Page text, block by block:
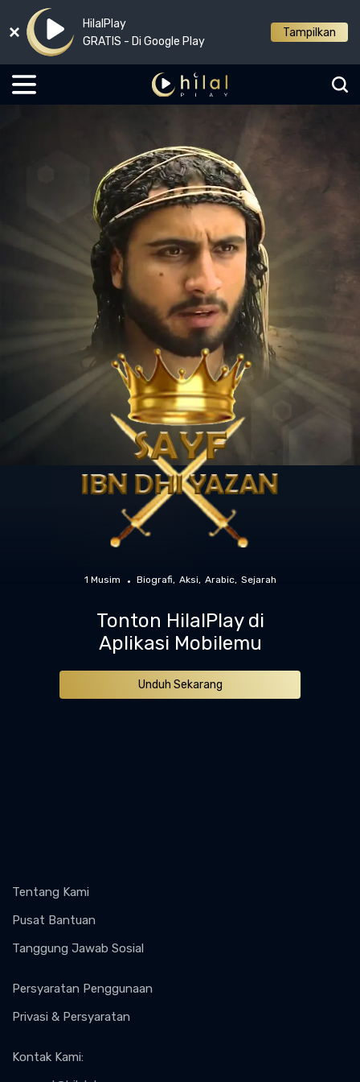
HilalPlay
GRATIS - Di Google Play
Tampilkan
1 Musim Biografi Aksi Arabic Sejarah
Tonton HilalPlay di
Aplikasi Mobilemu
Unduh Sekarang
Tentang Kami
Pusat Bantuan
Tanggung Jawab Sosial
Persyaratan Penggunaan
Privasi & Persyaratan
Kontak Kami: